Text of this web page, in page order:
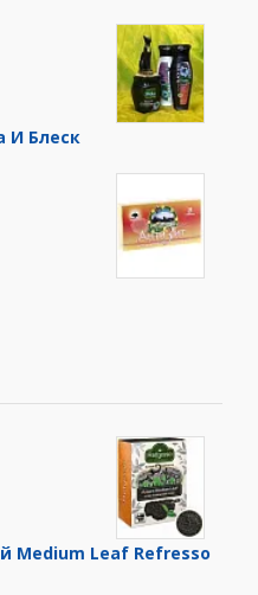
И Блеск
Medium Leaf Refresso